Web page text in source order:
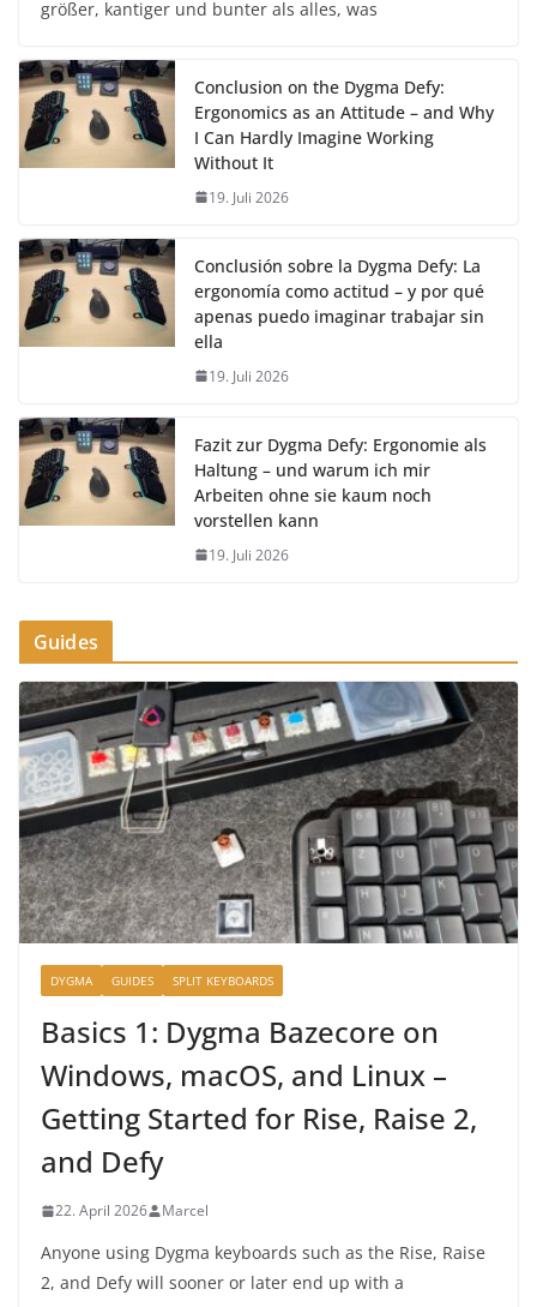
größer, kantiger und bunter als alles, was
Conclusion on the Dygma Defy:
Ergonomics as an Attitude – and Why
I Can Hardly Imagine Working
Without It
19. Juli 2026
Conclusión sobre la Dygma Defy: La
ergonomía como actitud – y por qué
apenas puedo imaginar trabajar sin
ella
19. Juli 2026
Fazit zur Dygma Defy: Ergonomie als
Haltung – und warum ich mir
Arbeiten ohne sie kaum noch
vorstellen kann
19. Juli 2026
Guides
DYGMA GUIDES SPLIT KEYBOARDS
Basics 1: Dygma Bazecore on
Windows, macOS, and Linux –
Getting Started for Rise, Raise 2,
and Defy
22. April 2026 Marcel
Anyone using Dygma keyboards such as the Rise, Raise
2, and Defy will sooner or later end up with a